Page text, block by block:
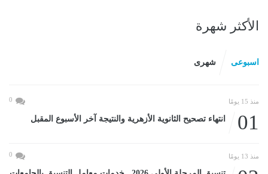
الأكثر شهرة
اسبوعى شهرى
منذ 15 يومًا 0
01 انتهاء تصحيح الثانوية الأزهرية والنتيجة آخر الأسبوع المقبل
منذ 13 يومًا 0